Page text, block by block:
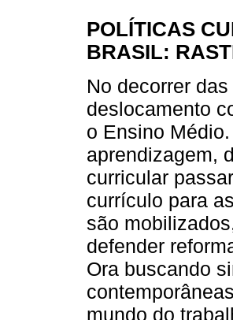
POLÍTICAS
BRASIL:
No decorrer
deslocamento
o Ensino
aprendizagem,
curricular
currículo para
são
defender
Ora buscando
mundo do